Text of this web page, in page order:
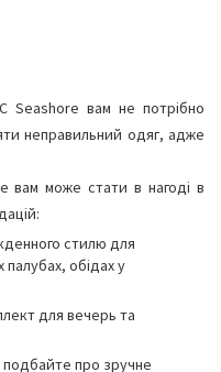
Seashore вам не потрібно
неправильний одяг, адже
вам може стати в нагоді в
стилю для
обідах у
для вечерь та
подбайте про зручне